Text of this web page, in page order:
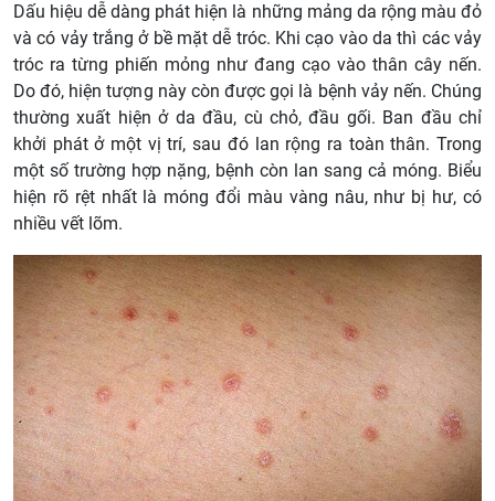
Dấu hiệu dễ dàng phát hiện là những mảng da rộng màu đỏ
và có vảy trắng ở bề mặt dễ tróc. Khi cạo vào da thì các vảy
tróc ra từng phiến mỏng như đang cạo vào thân cây nến.
Do đó, hiện tượng này còn được gọi là bệnh vảy nến. Chúng
thường xuất hiện ở da đầu, cù chỏ, đầu gối. Ban đầu chỉ
khởi phát ở một vị trí, sau đó lan rộng ra toàn thân. Trong
một số trường hợp nặng, bệnh còn lan sang cả móng. Biểu
hiện rõ rệt nhất là móng đổi màu vàng nâu, như bị hư, có
nhiều vết lõm.